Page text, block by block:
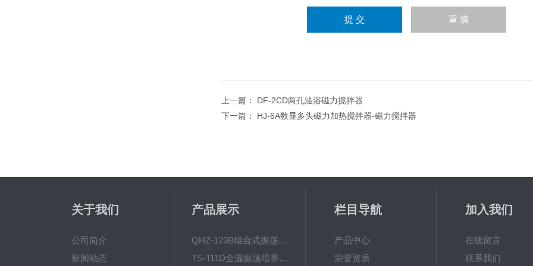
上一篇： DF-2CD两孔油浴磁力搅拌器
下一篇： HJ-6A数显多头磁力加热搅拌器-磁力搅拌器
关于我们
公司简介
新闻动态
产品展示
QHZ-123B组合式振荡培养箱
TS-111D全温振荡培养摇床
栏目导航
产品中心
荣誉资质
加入我们
在线留言
联系我们